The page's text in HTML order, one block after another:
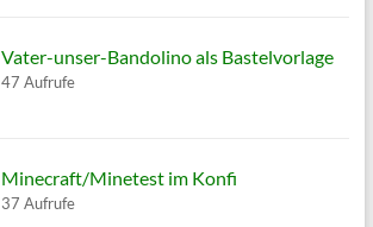
Vater-unser-Bandolino als Bastelvorlage
47 Aufrufe
Minecraft/Minetest im Konfi
37 Aufrufe